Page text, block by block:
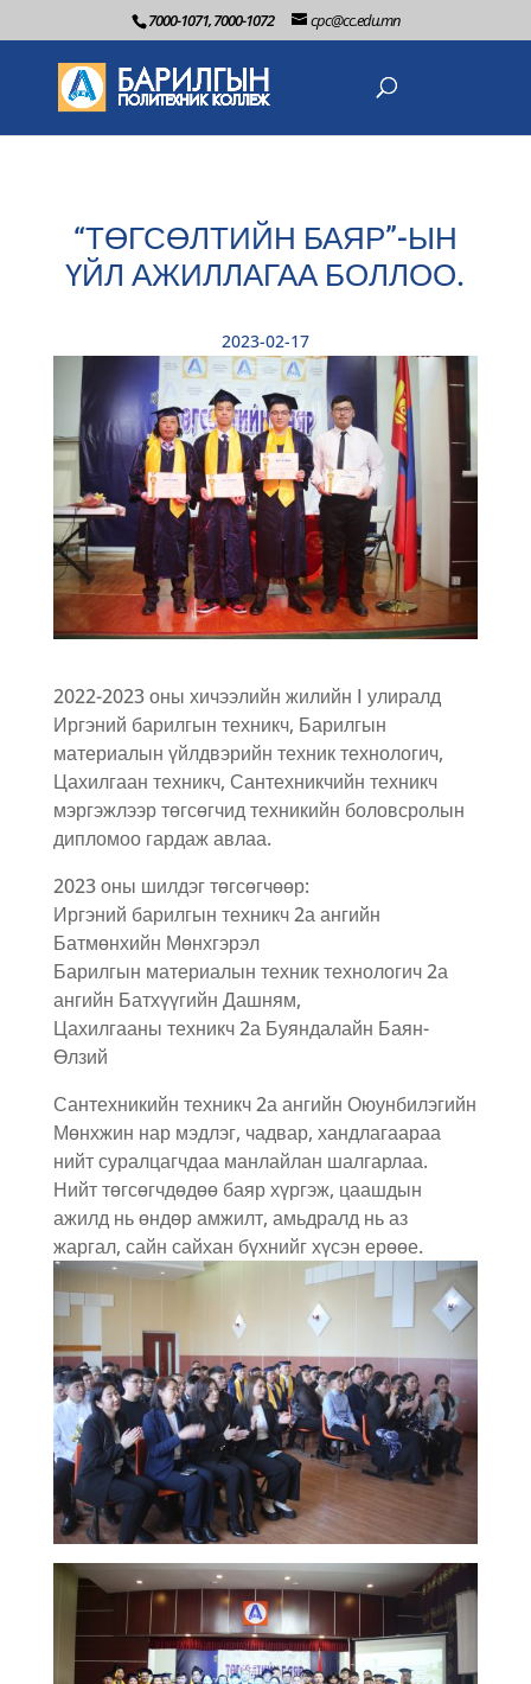
7000-1071, 7000-1072 cpc@cc.edu.mn
“ТӨГСӨЛТИЙН БАЯР”-ЫН
ҮЙЛ АЖИЛЛАГАА БОЛЛОО.
2023-02-17
2022-2023 оны хичээлийн жилийн I улиралд
Иргэний барилгын техникч, Барилгын
материалын үйлдвэрийн техник технологич,
Цахилгаан техникч, Сантехникчийн техникч
мэргэжлээр төгсөгчид техникийн боловсролын
дипломоо гардаж авлаа.
2023 оны шилдэг төгсөгчөөр:
Иргэний барилгын техникч 2а ангийн
Батмөнхийн Мөнхгэрэл
Барилгын материалын техник технологич 2а
ангийн Батхүүгийн Дашням,
Цахилгааны техникч 2а Буяндалайн Баян-
Өлзий
Сантехникийн техникч 2а ангийн Оюунбилэгийн
Мөнхжин нар мэдлэг, чадвар, хандлагаараа
нийт суралцагчдаа манлайлан шалгарлаа.
Нийт төгсөгчдөдөө баяр хүргэж, цаашдын
ажилд нь өндөр амжилт, амьдралд нь аз
жаргал, сайн сайхан бүхнийг хүсэн ерөөе.